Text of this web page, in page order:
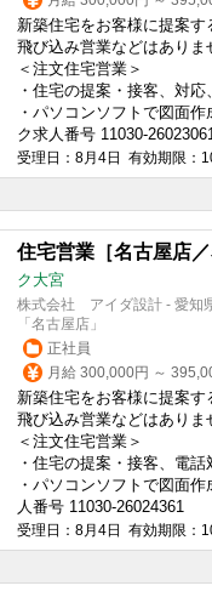
新築住宅をお客様に提案す
飛び込み営業などはありま
＜注文住宅営業＞
・住宅の提案・ 接客 、対
・パソコンソフトで図面
ク求人番号 11030-26023061
受理日：8月4日 有効期限：
住宅営業［名古屋店／
ク大宮
株式会社 アイダ設計 - 愛知
「名古屋店」
正社員
月給 300,000円 ～
新築住宅をお客様に提案す
飛び込み営業などはありま
＜注文住宅営業＞
・住宅の提案・ 接客 、電
・パソコンソフトで図面
人番号 11030-26024361
受理日：8月4日 有効期限：